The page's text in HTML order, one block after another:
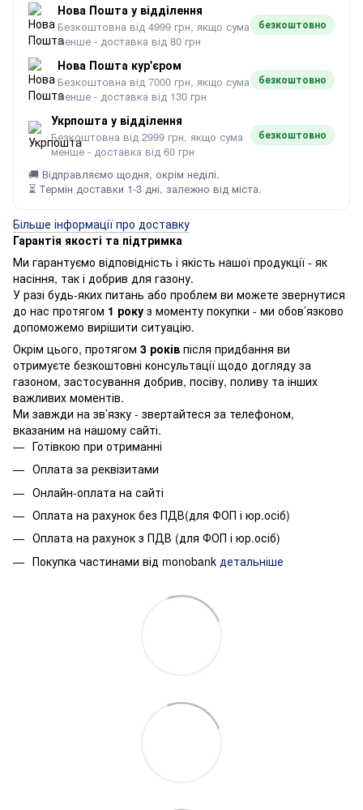
Нова Пошта у відділення
Безкоштовна від 4999 грн, якщо сума
менше - доставка від 80 грн
безкоштовно
Нова Пошта кур'єром
Безкоштовна від 7000 грн, якщо сума
менше - доставка від 130 грн
безкоштовно
Укрпошта у відділення
Безкоштовна від 2999 грн, якщо сума
менше - доставка від 60 грн
безкоштовно
🚚 Відправляємо щодня, окрім неділі.
⏳ Термін доставки 1-3 дні, залежно від міста.
Більше інформації про доставку
Гарантія якості та підтримка
Ми гарантуємо відповідність і якість нашої продукції - як
насіння, так і добрив для газону.
У разі будь-яких питань або проблем ви можете звернутися
до нас протягом 1 року з моменту покупки - ми обов’язково
допоможемо вирішити ситуацію.
Окрім цього, протягом 3 років після придбання ви
отримуєте безкоштовні консультації щодо догляду за
газоном, застосування добрив, посіву, поливу та інших
важливих моментів.
Ми завжди на зв’язку - звертайтеся за телефоном,
вказаним на нашому сайті.
Готівкою при отриманні
Оплата за реквізитами
Онлайн-оплата на сайті
Оплата на рахунок без ПДВ(для ФОП і юр.осіб)
Оплата на рахунок з ПДВ (для ФОП і юр.осіб)
Покупка частинами від monobank детальніше